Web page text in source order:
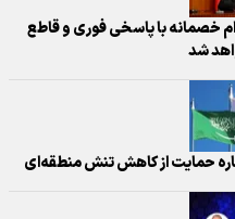
خصمانه با پاسخی فوری و قاطع
شد
حمایت از کاهش تنش منطقه‌ای